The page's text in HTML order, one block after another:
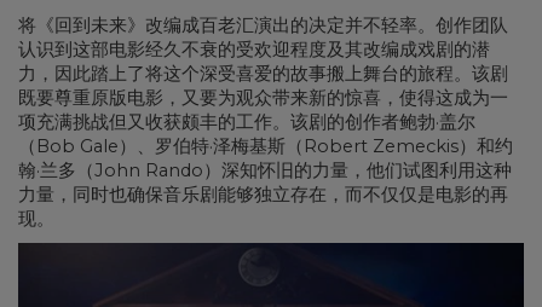
将《回到未来》改编成百老汇演出的决定并不轻率。创作团队
认识到这部电影经久不衰的受欢迎程度及其改编成戏剧的潜
力，因此踏上了将这个深受喜爱的故事搬上舞台的旅程。该剧
既要尊重原版电影，又要为观众带来新的惊喜，使得这成为一
项充满挑战但又收获颇丰的工作。该剧的创作者鲍勃·盖尔
（Bob Gale）、罗伯特·泽梅基斯（Robert Zemeckis）和约
翰·兰多（John Rando）深知怀旧的力量，他们试图利用这种
力量，同时也确保音乐剧能够独立存在，而不仅仅是电影的再
现。